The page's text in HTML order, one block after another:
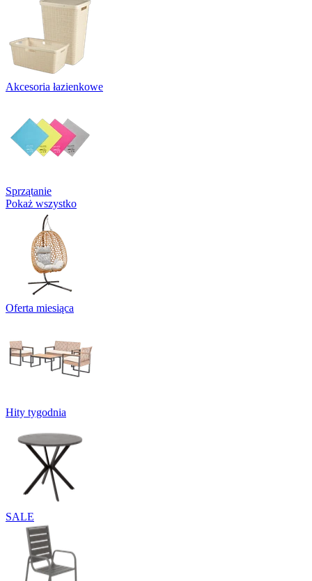
Akcesoria łazienkowe
Sprzątanie
Pokaż wszystko
Oferta miesiąca
Hity tygodnia
SALE